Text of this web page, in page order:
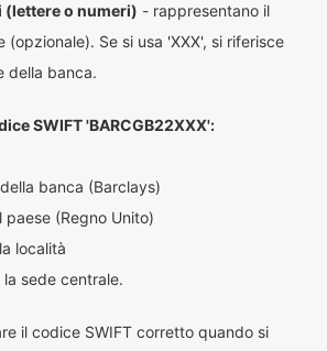
(lettere o numeri) - rappresentano il
(opzionale). Se si usa 'XXX', si riferisce
della banca.
SWIFT 'BARCGB22XXX':
banca (Barclays)
paese (Regno Unito)
località
sede centrale.
il codice SWIFT corretto quando si